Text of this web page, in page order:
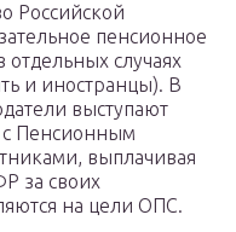
Российской
пенсионное
случаях
и иностранцы). В
выступают
с Пенсионным
выплачивая
за своих
на цели ОПС.